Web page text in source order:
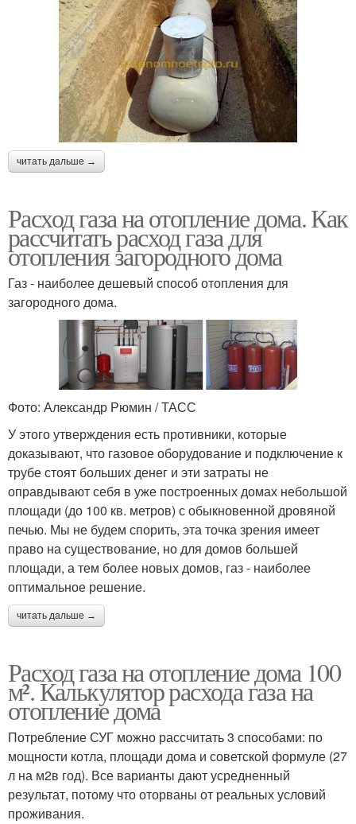
читать дальше →
Расход газа на отопление дома. Как
рассчитать расход газа для
отопления загородного дома
Газ - наиболее дешевый способ отопления для
загородного дома.
Фото: Александр Рюмин / ТАСС
У этого утверждения есть противники, которые
доказывают, что газовое оборудование и подключение к
трубе стоят больших денег и эти затраты не
оправдывают себя в уже построенных домах небольшой
площади (до 100 кв. метров) с обыкновенной дровяной
печью. Мы не будем спорить, эта точка зрения имеет
право на существование, но для домов большей
площади, а тем более новых домов, газ - наиболее
оптимальное решение.
читать дальше →
Расход газа на отопление дома 100
м². Калькулятор расхода газа на
отопление дома
Потребление СУГ можно рассчитать 3 способами: по
мощности котла, площади дома и советской формуле (27
л на м2в год). Все варианты дают усредненный
результат, потому что оторваны от реальных условий
проживания.